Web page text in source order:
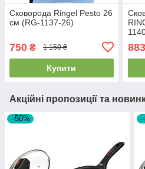
Сковорода Ringel Pesto 26
см (RG-1137-26)
750 ₴ 1 150 ₴
Купити
883
Акційні пропозиції та
–50%